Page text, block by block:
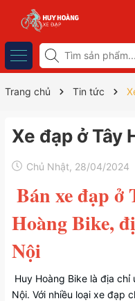
Trang chủ Tin tức
Xe đạp ở Tây
Chủ Nhật, 28/04/2024
Bán xe đạp ở
Hoàng Bike,
Nội
Huy Hoàng Bike là địa
Nội. Với nhiều loại xe đạp